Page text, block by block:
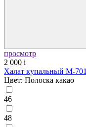
просмотр
2 000 i
Халат купальный М-701
Цвет: Полоска какао
46
48